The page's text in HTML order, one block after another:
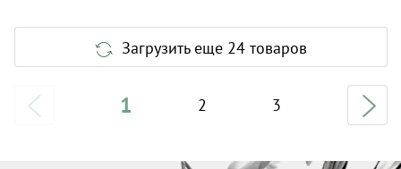
Загрузить еще 24 товаров
1 2 3